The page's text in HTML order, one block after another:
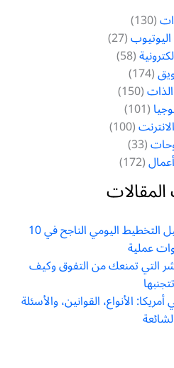
(130)
(27)
(58)
(174)
(150)
(101)
(100)
(33)
(172)
من الفوضى إلى الإنجاز: دليل التخطيط اليومي الناجح في 10
عملية
التي تمنعك من التفوق وكيف
تتجنبها
الأنواع، القوانين، والأسئلة